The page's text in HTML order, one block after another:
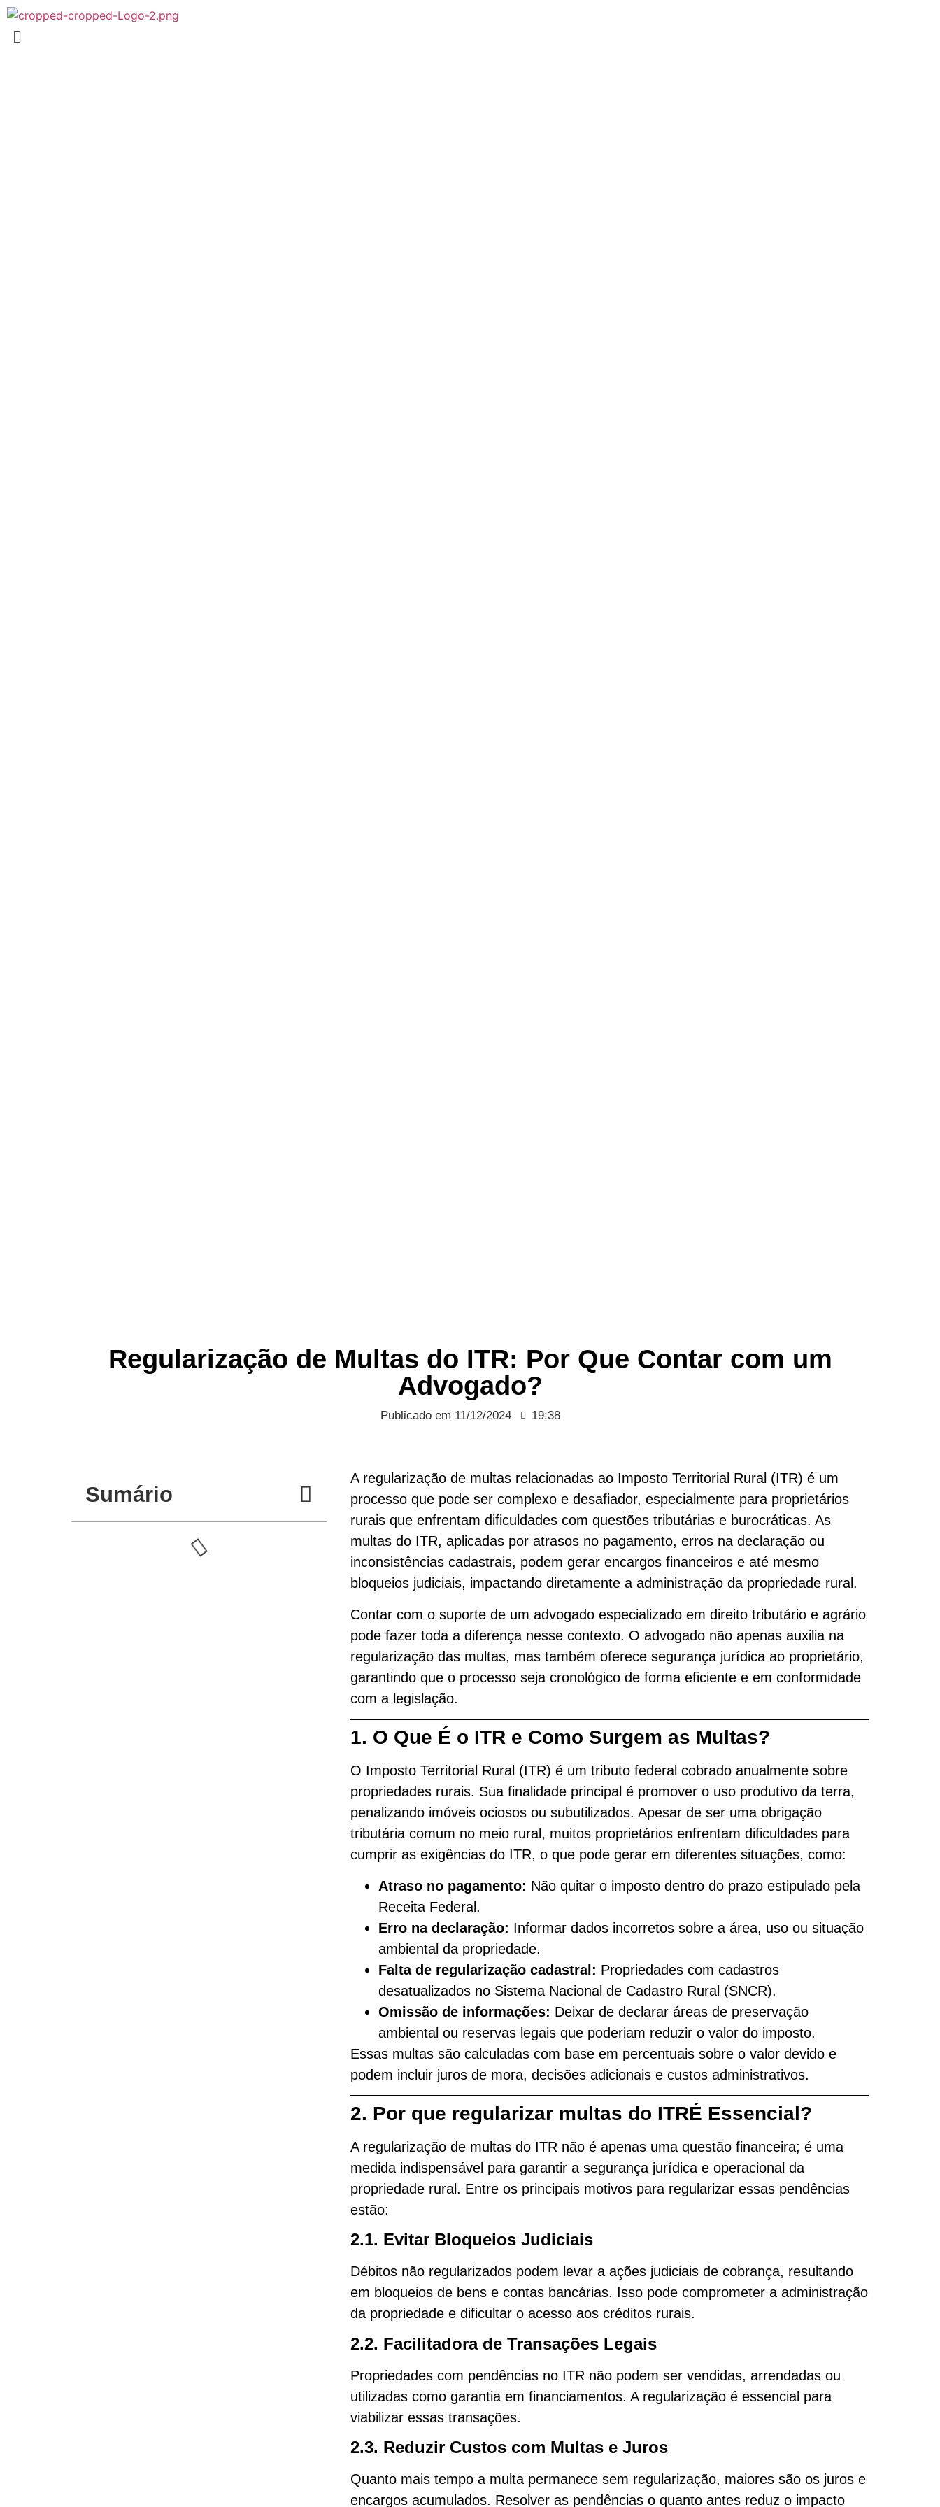
Regularização de Multas do ITR: Por Que Contar com um
Advogado?
Publicado em 11/12/2024 19:38
Sumário
A regularização de multas relacionadas ao Imposto Territorial Rural (ITR) é um
processo que pode ser complexo e desafiador, especialmente para proprietários
rurais que enfrentam dificuldades com questões tributárias e burocráticas. As
multas do ITR, aplicadas por atrasos no pagamento, erros na declaração ou
inconsistências cadastrais, podem gerar encargos financeiros e até mesmo
bloqueios judiciais, impactando diretamente a administração da propriedade rural.
Contar com o suporte de um advogado especializado em direito tributário e agrário
pode fazer toda a diferença nesse contexto. O advogado não apenas auxilia na
regularização das multas, mas também oferece segurança jurídica ao proprietário,
garantindo que o processo seja cronológico de forma eficiente e em conformidade
com a legislação.
1. O Que É o ITR e Como Surgem as Multas?
O Imposto Territorial Rural (ITR) é um tributo federal cobrado anualmente sobre
propriedades rurais. Sua finalidade principal é promover o uso produtivo da terra,
penalizando imóveis ociosos ou subutilizados. Apesar de ser uma obrigação
tributária comum no meio rural, muitos proprietários enfrentam dificuldades para
cumprir as exigências do ITR, o que pode gerar em diferentes situações, como:
Atraso no pagamento: Não quitar o imposto dentro do prazo estipulado pela
Receita Federal.
Erro na declaração: Informar dados incorretos sobre a área, uso ou situação
ambiental da propriedade.
Falta de regularização cadastral: Propriedades com cadastros
desatualizados no Sistema Nacional de Cadastro Rural (SNCR).
Omissão de informações: Deixar de declarar áreas de preservação
ambiental ou reservas legais que poderiam reduzir o valor do imposto.
Essas multas são calculadas com base em percentuais sobre o valor devido e
podem incluir juros de mora, decisões adicionais e custos administrativos.
2. Por que regularizar multas do ITRÉ Essencial?
A regularização de multas do ITR não é apenas uma questão financeira; é uma
medida indispensável para garantir a segurança jurídica e operacional da
propriedade rural. Entre os principais motivos para regularizar essas pendências
estão:
2.1. Evitar Bloqueios Judiciais
Débitos não regularizados podem levar a ações judiciais de cobrança, resultando
em bloqueios de bens e contas bancárias. Isso pode comprometer a administração
da propriedade e dificultar o acesso aos créditos rurais.
2.2. Facilitadora de Transações Legais
Propriedades com pendências no ITR não podem ser vendidas, arrendadas ou
utilizadas como garantia em financiamentos. A regularização é essencial para
viabilizar essas transações.
2.3. Reduzir Custos com Multas e Juros
Quanto mais tempo a multa permanece sem regularização, maiores são os juros e
encargos acumulados. Resolver as pendências o quanto antes reduz o impacto